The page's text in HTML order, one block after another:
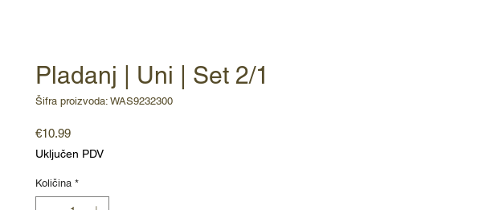
Pladanj | Uni | Set 2/1
Šifra proizvoda: WAS9232300
€10.99Cijena
Uključen PDV
Količina *